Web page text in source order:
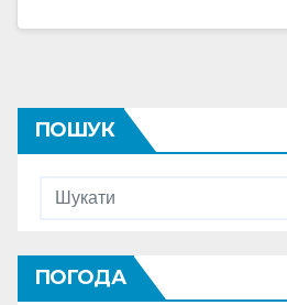
ПОШУК
ПОГОДА